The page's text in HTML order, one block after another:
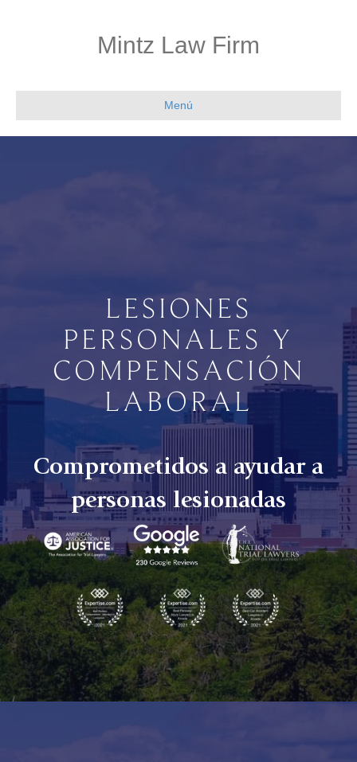
Mintz Law Firm
Menú
LESIONES
PERSONALES Y
COMPENSACIÓN
LABORAL
Comprometidos a ayudar a
personas lesionadas